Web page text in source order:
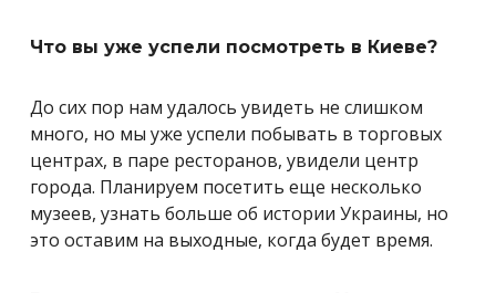
Что вы уже успели посмотреть в Киеве?
До сих пор нам удалось увидеть не слишком
много, но мы уже успели побывать в торговых
центрах, в паре ресторанов, увидели центр
города. Планируем посетить еще несколько
музеев, узнать больше об истории Украины, но
это оставим на выходные, когда будет время.